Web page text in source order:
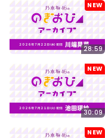
NEW
28:59
NEW
30:09
NEW